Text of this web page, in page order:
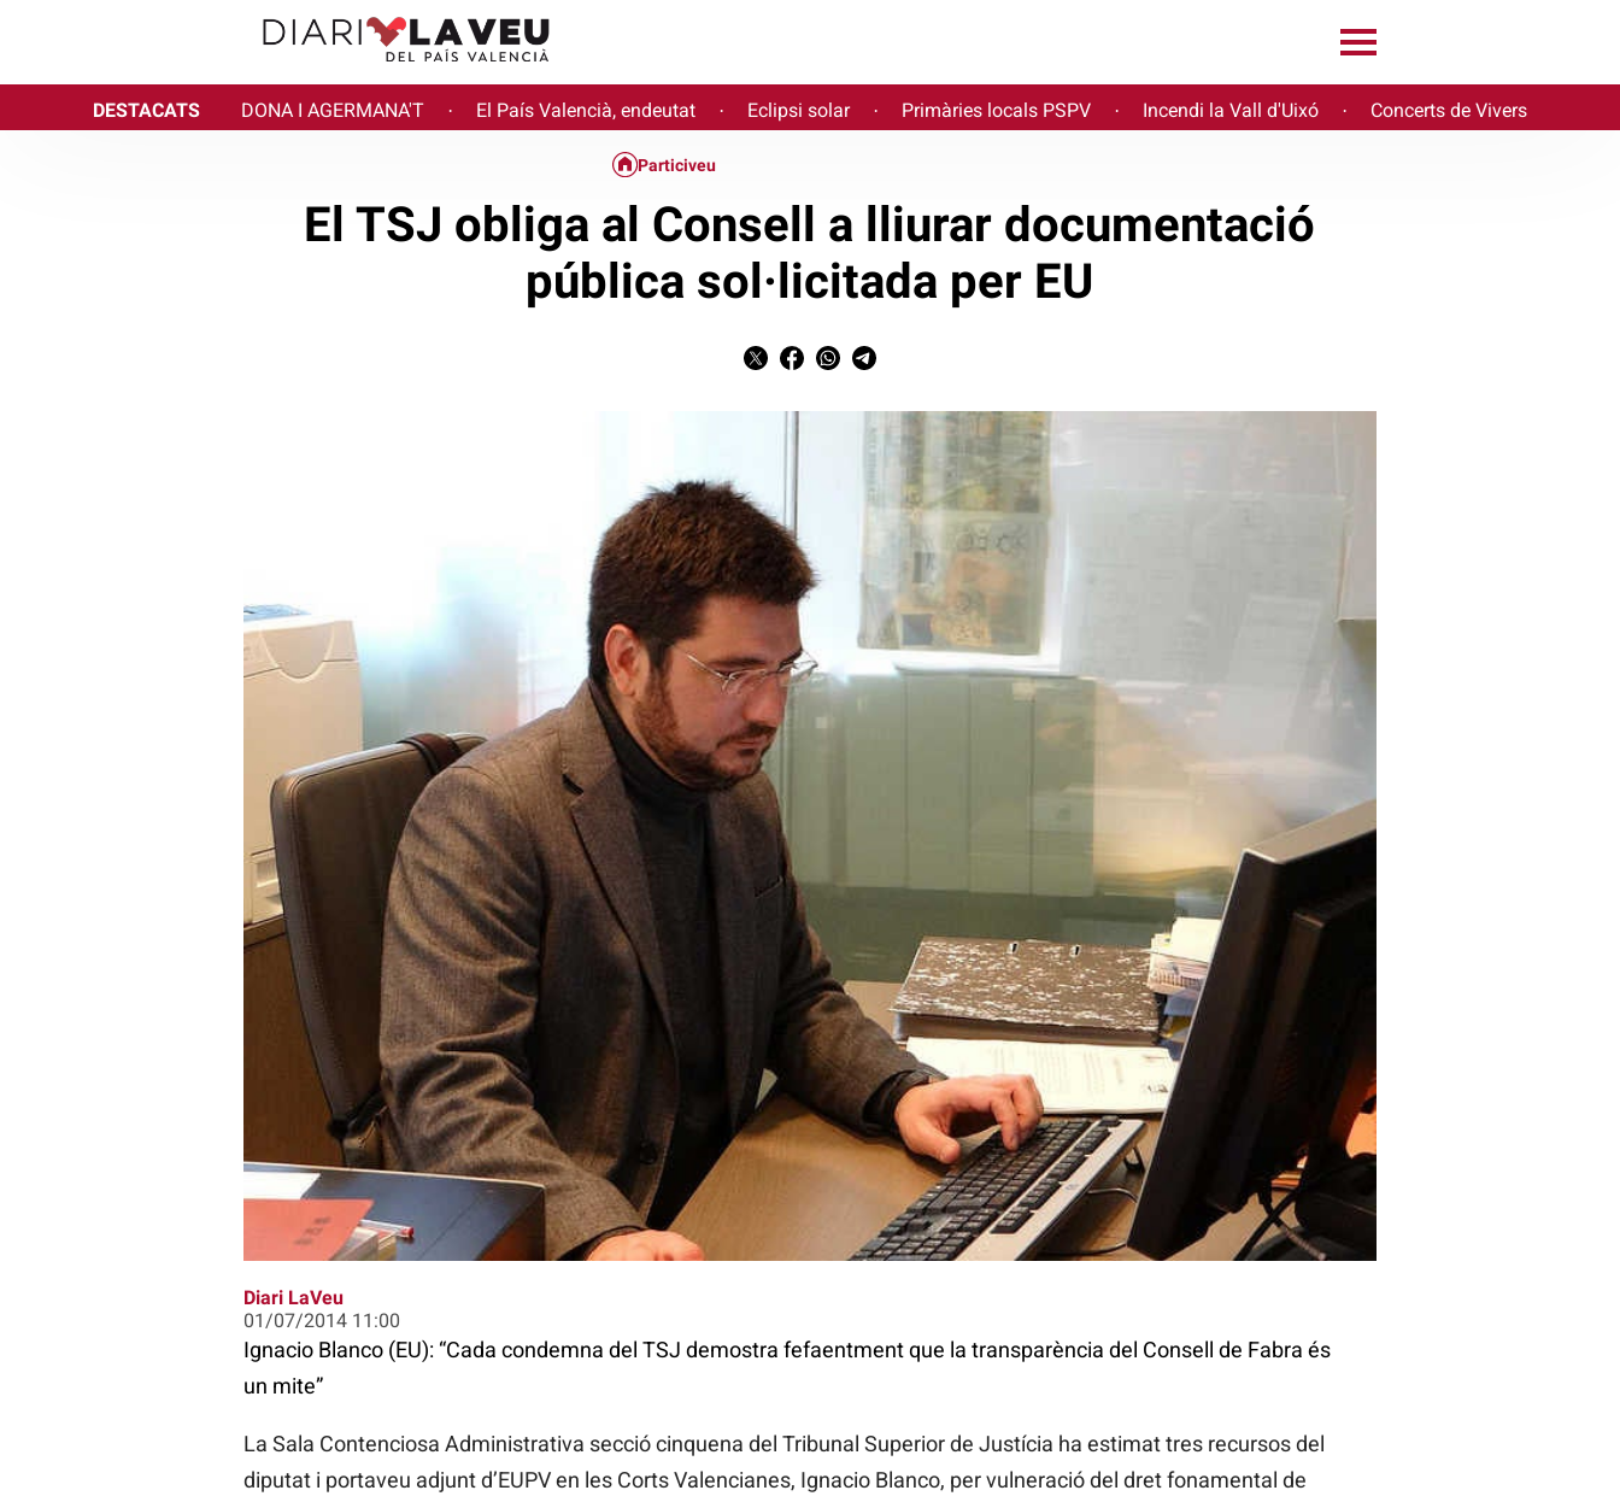
DESTACATS DONA I AGERMANA'T · El País Valencià, endeutat · Eclipsi solar · Primàries locals PSPV · Incendi la Vall d'Uixó · Concerts de Vivers
Ignacio Blanco
Particiveu
El TSJ obliga al Consell a lliurar documentació
pública sol·licitada per EU
Diari LaVeu
01/07/2014 11:00
Ignacio Blanco (EU): “Cada condemna del TSJ demostra fefaentment que la transparència del Consell de Fabra és
un mite”
La Sala Contenciosa Administrativa secció cinquena del Tribunal Superior de Justícia ha estimat tres recursos del
diputat i portaveu adjunt d’EUPV en les Corts Valencianes, Ignacio Blanco, per vulneració del dret fonamental de